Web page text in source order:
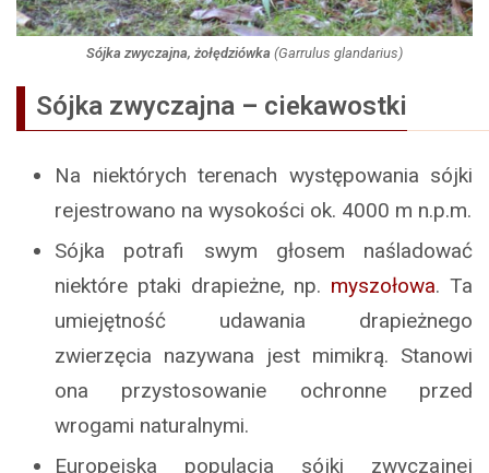
Sójka zwyczajna, żołędziówka (Garrulus glandarius)
Sójka zwyczajna – ciekawostki
Na niektórych terenach występowania sójki
rejestrowano na wysokości ok. 4000 m n.p.m.
Sójka potrafi swym głosem naśladować
niektóre ptaki drapieżne, np. myszołowa. Ta
umiejętność udawania drapieżnego
zwierzęcia nazywana jest mimikrą. Stanowi
ona przystosowanie ochronne przed
wrogami naturalnymi.
Europejska populacja sójki zwyczajnej